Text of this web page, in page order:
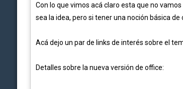
Con lo que vimos acá claro esta que no
sea la idea, pero si tener una noción básica
Acá dejo un par de links de interés sobre el
Detalles sobre la nueva versión de office: